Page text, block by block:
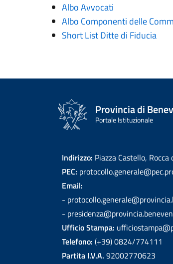
Albo Avvocati
Albo Componenti delle
Short List Ditte di Fiducia
Provincia di
Portale Istituzionale
Indirizzo: Piazza Castello,
PEC:
Email:
-
-
Ufficio Stampa:
Telefono: (+39) 0824/774111
Partita I.V.A. 92002770623